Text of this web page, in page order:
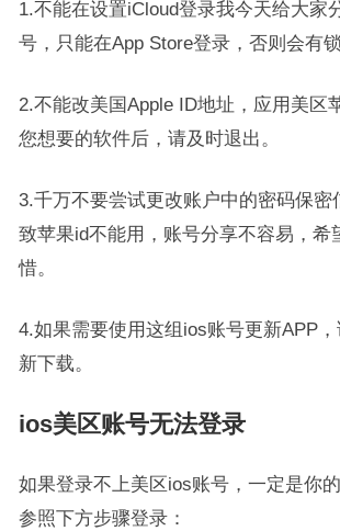
1.不能在设置iCloud登录我今天给大家
号，只能在App Store登录，否则会有
2.不能改美国Apple ID地址，应用美区
您想要的软件后，请及时退出。
3.千万不要尝试更改账户中的密码保密
致苹果id不能用，账号分享不容易，希
惜。
4.如果需要使用这组ios账号更新APP
新下载。
ios美区账号无法登录
如果登录不上美区ios账号，一定是你
参照下方步骤登录：